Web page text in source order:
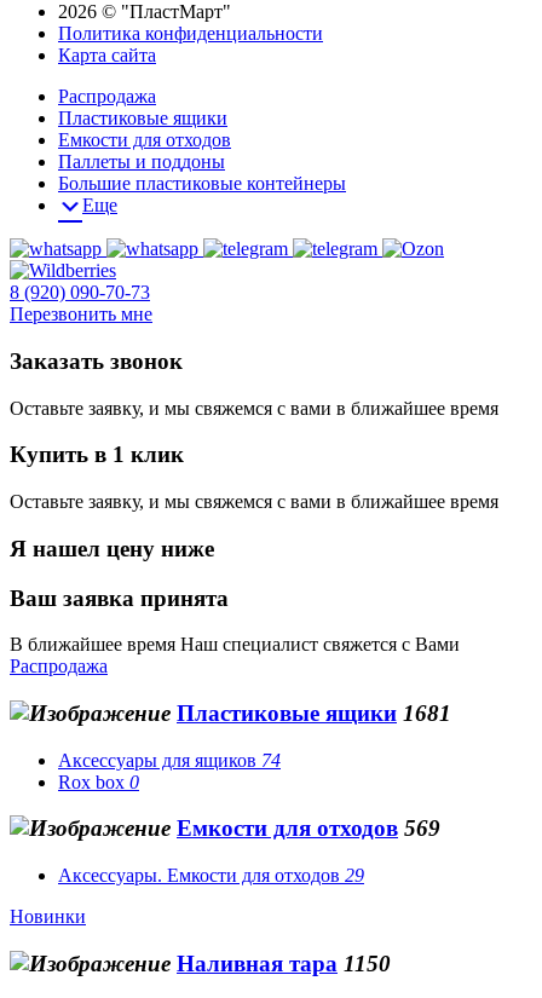
2026 © "ПластМарт"
Политика конфиденциальности
Карта сайта
Распродажа
Пластиковые ящики
Емкости для отходов
Паллеты и поддоны
Большие пластиковые контейнеры
Еще
8 (920) 090-70-73
Перезвонить мне
Заказать звонок
Оставьте заявку, и мы свяжемся с вами в ближайшее время
Купить в 1 клик
Оставьте заявку, и мы свяжемся с вами в ближайшее время
Я нашел цену ниже
Ваш заявка принята
В ближайшее время Наш специалист свяжется с Вами
Распродажа
Пластиковые ящики 1681
Аксессуары для ящиков 74
Rox box 0
Емкости для отходов 569
Аксессуары. Емкости для отходов 29
Новинки
Наливная тара 1150